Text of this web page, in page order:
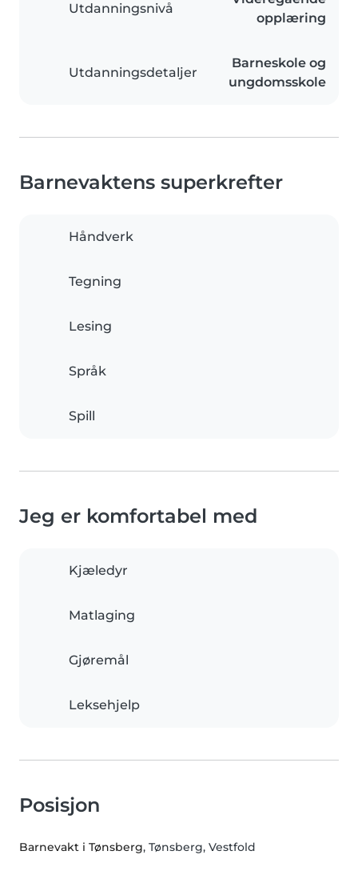
Utdanningsnivå
opplæring
Utdanningsdetaljer
Barneskole og
ungdomsskole
Barnevaktens superkrefter
Håndverk
Tegning
Lesing
Språk
Spill
Jeg er komfortabel med
Kjæledyr
Matlaging
Gjøremål
Leksehjelp
Posisjon
Barnevakt i Tønsberg, Tønsberg, Vestfold